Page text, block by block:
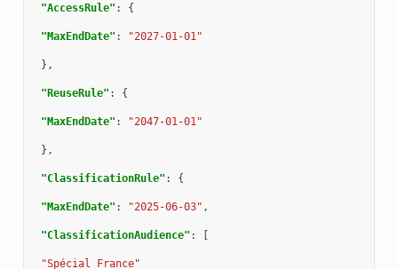
"AccessRule" : {
"MaxEndDate" : "2027-01-01"
},
"ReuseRule" : {
"MaxEndDate" : "2047-01-01"
},
"ClassificationRule" : {
"MaxEndDate" : "2025-06-03" ,
"ClassificationAudience" : [
"Spécial France"